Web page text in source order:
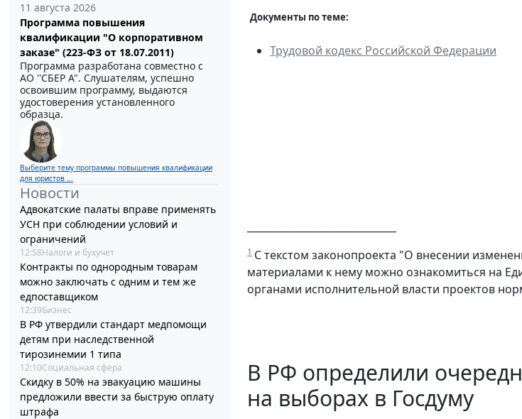
11 августа 2026
Программа повышения
квалификации "О корпоративном
заказе" (223-ФЗ от 18.07.2011)
Программа разработана совместно с
АО ''СБЕР А". Слушателям, успешно
освоившим программу, выдаются
удостоверения установленного
образца.
Выберите тему программы повышения квалификации
для юристов ...
Новости
Адвокатские палаты вправе применять
УСН при соблюдении условий и
ограничений
12:58Налоги и бухучет
Контракты по однородным товарам
можно заключать с одним и тем же
едпоставщиком
12:39Бизнес
В РФ утвердили стандарт медпомощи
детям при наследственной
тирозинемии 1 типа
12:10Социальная сфера
Скидку в 50% на эвакуацию машины
предложили ввести за быструю оплату
штрафа
Документы по теме:
Трудовой кодекс Российской Федерации
1 С текстом законопроекта "О внесении
материалами к нему можно ознакомиться на
органами исполнительной власти проектов
В РФ определили
на выборах в Госдуму